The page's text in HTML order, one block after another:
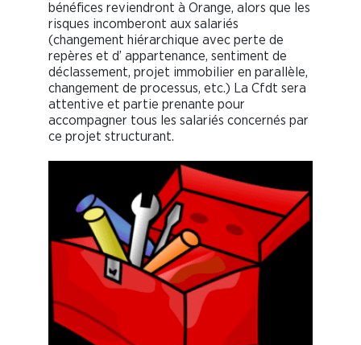
bénéfices reviendront à Orange, alors que les
risques incomberont aux salariés
(changement hiérarchique avec perte de
repères et d’ appartenance, sentiment de
déclassement, projet immobilier en parallèle,
changement de processus, etc.) La Cfdt sera
attentive et partie prenante pour
accompagner tous les salariés concernés par
ce projet structurant.